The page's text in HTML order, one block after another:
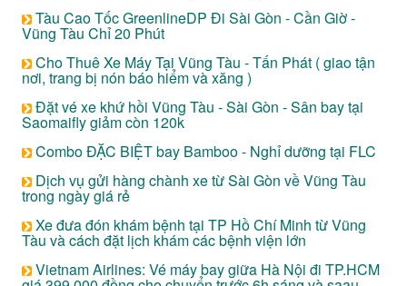
Tàu Cao Tốc GreenlineDP Đi Sài Gòn - Cần Giờ -
Vũng Tàu Chỉ 20 Phút
Cho Thuê Xe Máy Tại Vũng Tàu - Tấn Phát ( giao tận
nơi, trang bị nón báo hiểm và xăng )
Đặt vé xe khứ hồi Vũng Tàu - Sài Gòn - Sân bay tại
Saomaifly giảm còn 120k
Combo ĐẶC BIỆT bay Bamboo - Nghỉ dưỡng tại FLC
Dịch vụ gửi hàng chành xe từ Sài Gòn về Vũng Tàu
trong ngày giá rẻ
Xe đưa đón khám bệnh tại TP Hồ Chí Minh từ Vũng
Tàu và cách đặt lịch khám các bệnh viện lớn
Vietnam Airlines: Vé máy bay giữa Hà Nội đi TP.HCM